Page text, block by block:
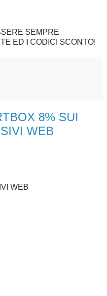
SEMPRE
ED I CODICI SCONTO!
8% SUI
WEB
WEB